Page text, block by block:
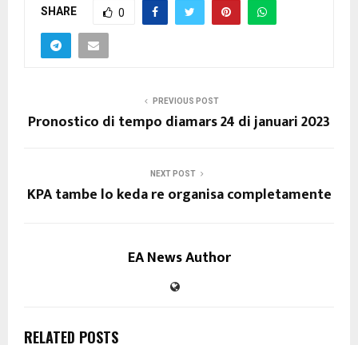
SHARE 0
PREVIOUS POST
Pronostico di tempo diamars 24 di januari 2023
NEXT POST
KPA tambe lo keda re organisa completamente
EA News Author
RELATED POSTS